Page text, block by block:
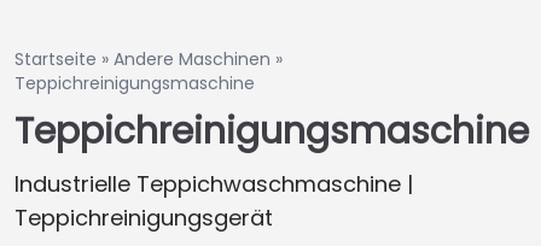
Startseite » Andere Maschinen »
Teppichreinigungsmaschine
Teppichreinigungsmaschine
Industrielle Teppichwaschmaschine |
Teppichreinigungsgerät